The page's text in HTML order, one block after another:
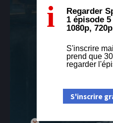
i
Regarder
1 épisode
1080p,
S'inscrire
prend que
regarder
S'inscrire